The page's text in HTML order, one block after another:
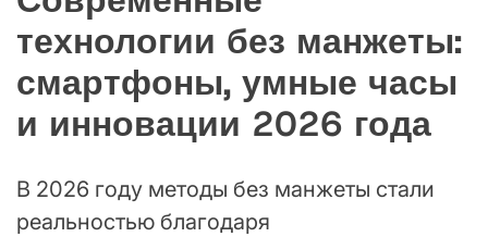
технологии без манжеты:
смартфоны, умные часы
и инновации 2026 года
В 2026 году методы без манжеты стали
реальностью благодаря